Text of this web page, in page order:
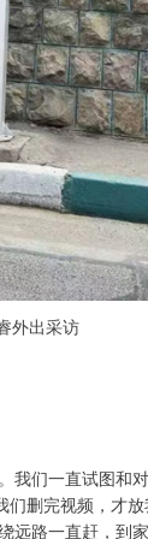
外出采访
们一直试图和
删完视频，才
路一直赶，到